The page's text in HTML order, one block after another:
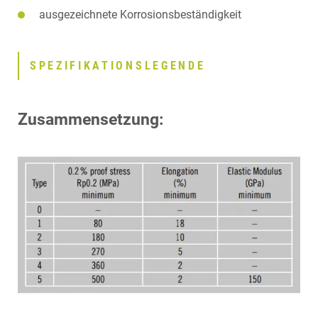
ausgezeichnete Korrosionsbeständigkeit
SPEZIFIKATIONSLEGENDE
Zusammensetzung: